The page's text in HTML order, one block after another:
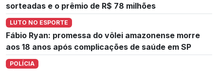
sorteadas e o prêmio de R$ 78 milhões
LUTO NO ESPORTE
Fábio Ryan: promessa do vôlei amazonense morre
aos 18 anos após complicações de saúde em SP
POLÍCIA